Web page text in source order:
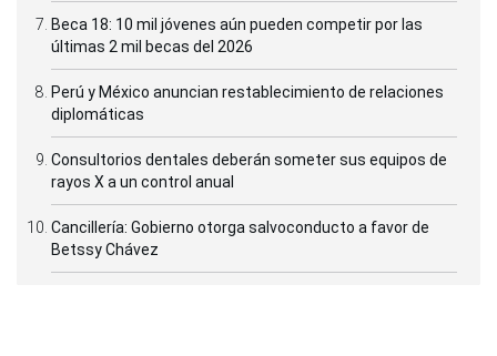
Beca 18: 10 mil jóvenes aún pueden competir por las
últimas 2 mil becas del 2026
Perú y México anuncian restablecimiento de relaciones
diplomáticas
Consultorios dentales deberán someter sus equipos de
rayos X a un control anual
Cancillería: Gobierno otorga salvoconducto a favor de
Betssy Chávez